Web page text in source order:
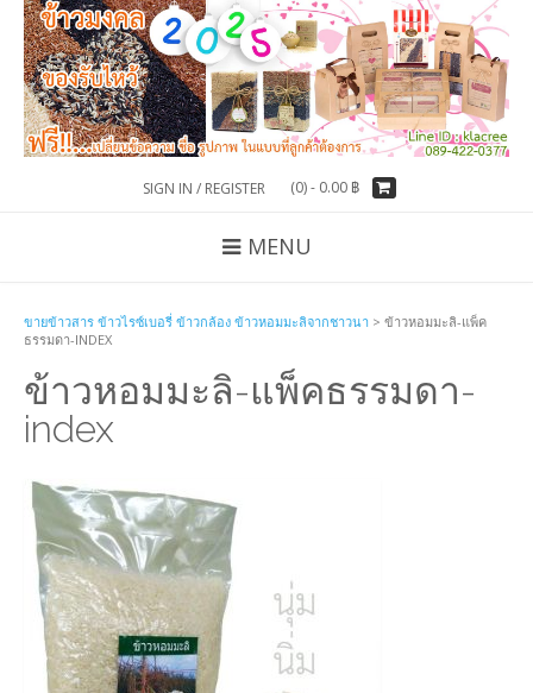
SIGN IN / REGISTER (0) - 0.00 ฿
MENU
ขายข้าวสาร ข้าวไรซ์เบอรี่ ข้าวกล้อง ข้าวหอมมะลิจากชาวนา > ข้าวหอมมะลิ-แพ็ค
ธรรมดา-INDEX
ข้าวหอมมะลิ-แพ็คธรรมดา-
index